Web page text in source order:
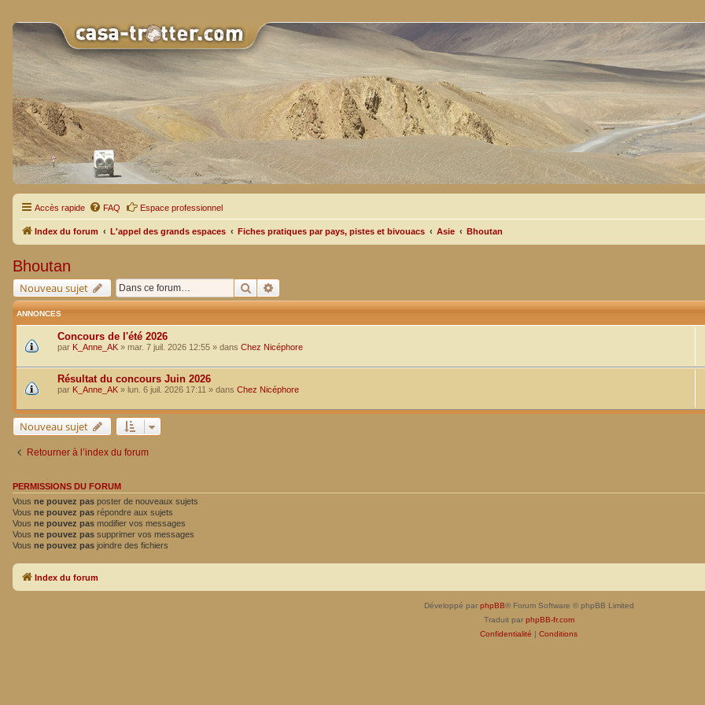
Accès rapide FAQ Espace professionnel
Index du forum L'appel des grands espaces Fiches pratiques par pays, pistes et bivouacs Asie Bhoutan
Bhoutan
Nouveau sujet Rechercher
ANNONCES
Concours de l'été 2026
par K_Anne_AK » mar. 7 juil. 2026 12:55 » dans Chez Nicéphore
Résultat du concours Juin 2026
par K_Anne_AK » lun. 6 juil. 2026 17:11 » dans Chez Nicéphore
Nouveau sujet
Retourner à l’index du forum
PERMISSIONS DU FORUM
Vous ne pouvez pas poster de nouveaux sujets
Vous ne pouvez pas répondre aux sujets
Vous ne pouvez pas modifier vos messages
Vous ne pouvez pas supprimer vos messages
Vous ne pouvez pas joindre des fichiers
Index du forum
Développé par phpBB® Forum Software © phpBB Limited
Traduit par phpBB-fr.com
Confidentialité | Conditions